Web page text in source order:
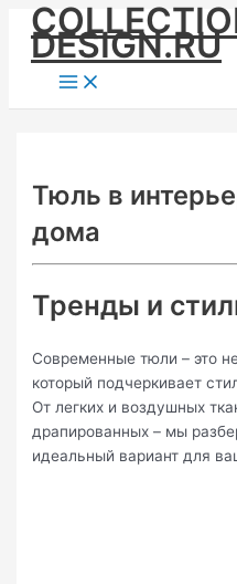
Skip
content
DESIGN.RU
Main
Menu
Тюль в
дома
Тренды и
Современные тюли – это
который подчеркивает
От легких и воздушных
драпированных – мы
идеальный вариант для